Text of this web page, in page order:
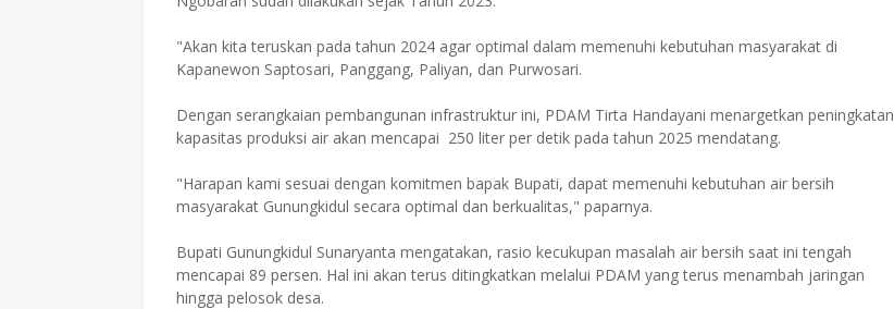
"Akan kita teruskan pada tahun 2024 agar optimal dalam memenuhi kebutuhan masyarakat di
Kapanewon Saptosari, Panggang, Paliyan, dan Purwosari.
Dengan serangkaian pembangunan infrastruktur ini, PDAM Tirta Handayani menargetkan peningkatan
kapasitas produksi air akan mencapai 250 liter per detik pada tahun 2025 mendatang.
"Harapan kami sesuai dengan komitmen bapak Bupati, dapat memenuhi kebutuhan air bersih
masyarakat Gunungkidul secara optimal dan berkualitas," paparnya.
Bupati Gunungkidul Sunaryanta mengatakan, rasio kecukupan masalah air bersih saat ini tengah
mencapai 89 persen. Hal ini akan terus ditingkatkan melalui PDAM yang terus menambah jaringan
hingga pelosok desa.